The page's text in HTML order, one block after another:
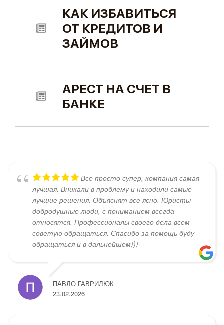
КАК ИЗБАВИТЬСЯ
ОТ КРЕДИТОВ И
ЗАЙМОВ
АРЕСТ НА СЧЕТ В
БАНКЕ
Все просто супер, компания самая
лучшая. Вникали в проблему и находили самые
лучшие решения. Объяснят все ясно. Юристы
добродушные люди, с пониманием всегда
относятся. Профессионалы своего дела всем
советую обращаться. Спасибо за помощь буду
обращаться и в дальнейшем)))
ПАВЛО ГАВРИЛЮК
23.02.2026